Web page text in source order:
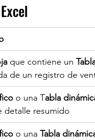
que contiene un
de un registro de
o una Tabla
detalle resumido
o una Tabla